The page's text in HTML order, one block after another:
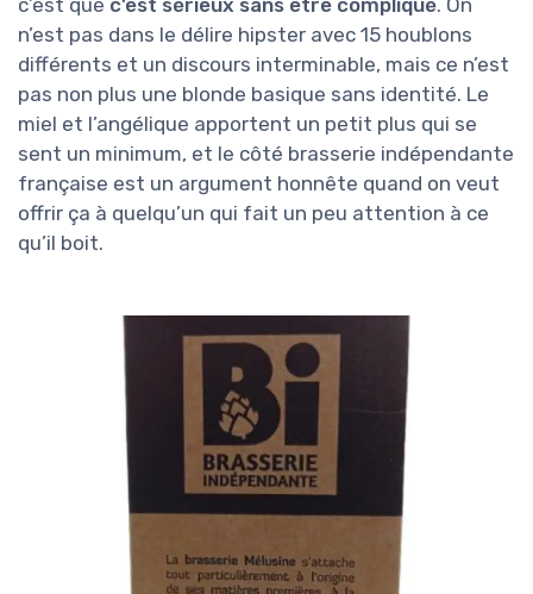
n’est pas dans le délire hipster avec 15 houblons
différents et un discours interminable, mais ce n’est
pas non plus une blonde basique sans identité. Le
miel et l’angélique apportent un petit plus qui se
sent un minimum, et le côté brasserie indépendante
française est un argument honnête quand on veut
offrir ça à quelqu’un qui fait un peu attention à ce
qu’il boit.